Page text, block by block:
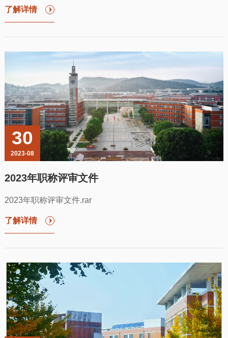
了解详情
30
2023-08
2023年职称评审文件
2023年职称评审文件.rar
了解详情